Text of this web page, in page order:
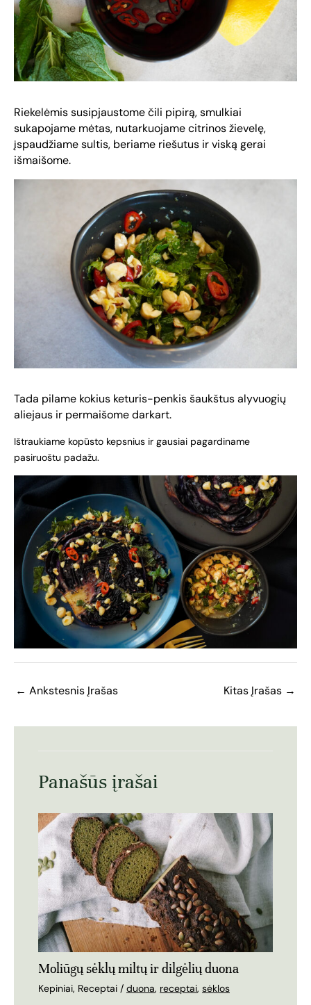
Riekelėmis susipjaustome čili pipirą, smulkiai
sukapojame mėtas, nutarkuojame citrinos žievelę,
įspaudžiame sultis, beriame riešutus ir viską gerai
išmaišome.
Tada pilame kokius keturis-penkis šaukštus alyvuogių
aliejaus ir permaišome darkart.
Ištraukiame kopūsto kepsnius ir gausiai pagardiname
pasiruoštu padažu.
← Ankstesnis Įrašas Kitas Įrašas →
Panašūs įrašai
Moliūgų sėklų miltų ir dilgėlių duona
Kepiniai, Receptai / duona, receptai, sėklos